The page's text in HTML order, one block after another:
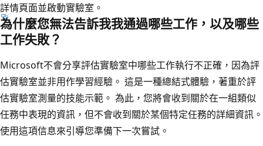
詳情頁面並啟動實驗室。
為什麼您無法告訴我我通過哪些工作，以及哪些
工作失敗？
Microsoft不會分享評估實驗室中哪些工作執行不正確，因為評
估實驗室並非用作學習經驗。 這是一種總結式體驗，著重於評
估實驗室測量的技能示範。 為此，您將會收到關於在一組類似
任務中表現的資訊，但不會收到關於某個特定任務的詳細資訊。
使用這項信息來引導您準備下一次嘗試。